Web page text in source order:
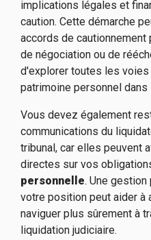
implications légales et
caution. Cette démarche
accords de
de négociation ou de
d'explorer toutes les
patrimoine personnel
Vous devez également
communications du
tribunal, car elles peuvent
directes sur vos
personnelle. Une
votre position peut aider à
naviguer plus sûrement à
liquidation judiciaire.